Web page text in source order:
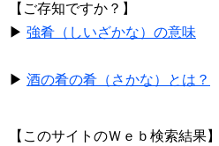
【ご存知ですか？】
▶ 強肴（しいざかな）の意味
▶ 酒の肴の肴（さかな）とは？
【このサイトのＷｅｂ検索結果】